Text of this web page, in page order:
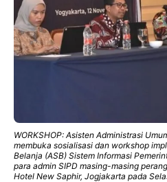
WORKSHOP: Asisten Administrasi
membuka sosialisasi dan workshop
Belanja (ASB) Sistem Informasi
para admin SIPD masing-masing
Hotel New Saphir, Jogjakarta pada